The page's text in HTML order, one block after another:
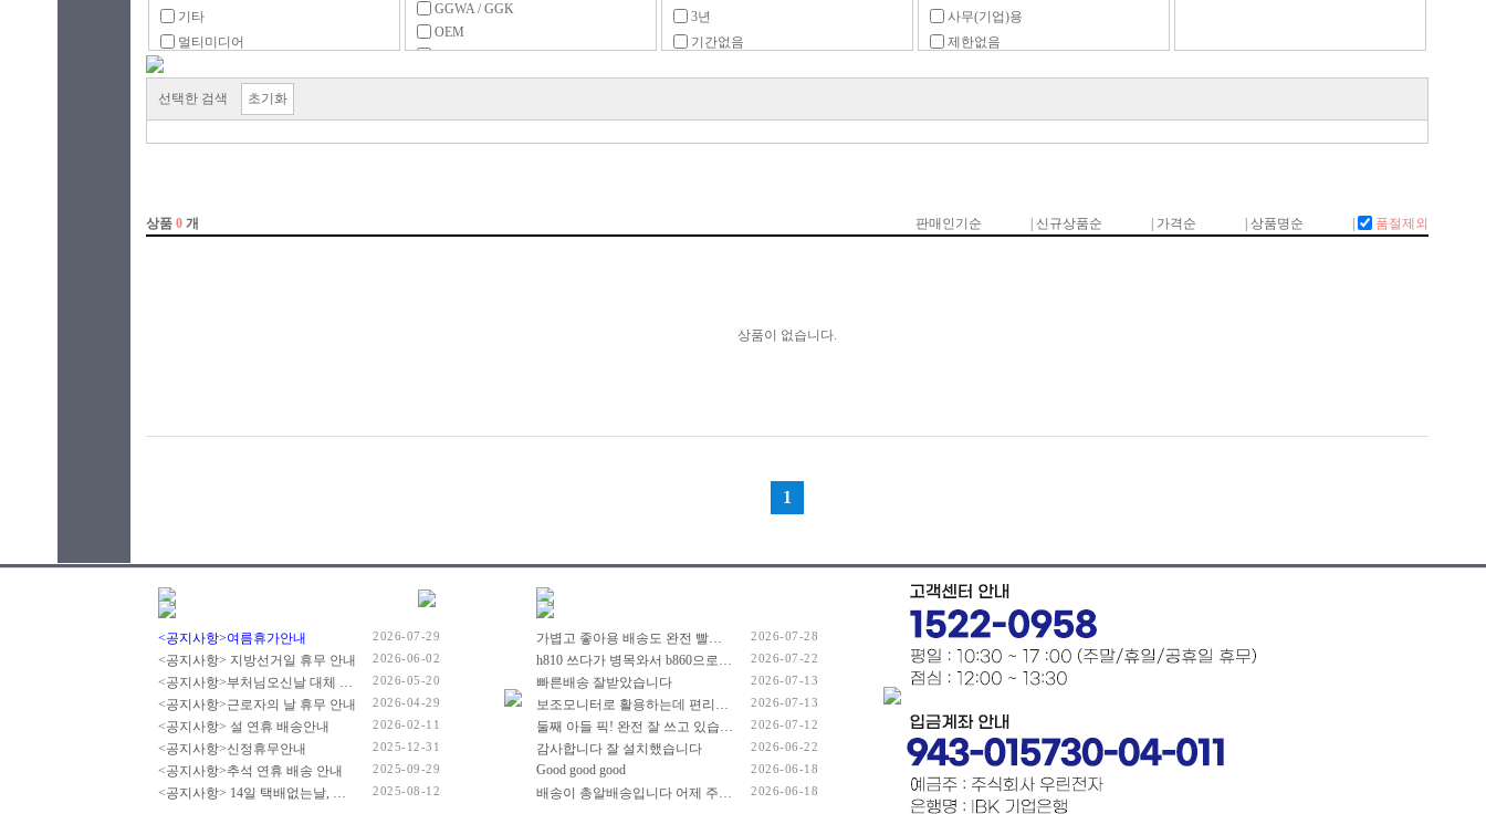
기타
멀티미디어
백업/복구
서체팩
운영체제
회계/경영
GGWA / GGK
OEM
PKC(MLP)
구독형
3년
기간없음
사무(기업)용
제한없음
선택한 검색 초기화
<공지사항>여름휴가안내 2026-07-29
<공지사항> 지방선거일 휴무 안내 2026-06-02
<공지사항>부처님오신날 대체 휴무 안내 2026-05-20
<공지사항>근로자의 날 휴무 안내 2026-04-29
<공지사항> 설 연휴 배송안내 2026-02-11
<공지사항>신정휴무안내 2025-12-31
<공지사항>추석 연휴 배송 안내 2025-09-29
<공지사항> 14일 택배없는날, 광복절 휴무 배송 안내 2025-08-12
가볍고 좋아용 배송도 완전 빨리 해주셔서 잘 쓰고 있습니당 2026-07-28
h810 쓰다가 병목와서 b860으로 넘어왔어요. 제품 좋습니다. 가격도요... 2026-07-22
빠른배송 잘받았습니다 2026-07-13
보조모니터로 활용하는데 편리합니다 2026-07-13
둘째 아들 픽! 완전 잘 쓰고 있습니다ㅋㅋ 배송을 얼마나 기다리던지... 하루에 몇번씩ㅋㅋ 배송 확인을ㅋㅋ 쿠* 주문했다 품절되고 추가 금액 좀 들었지만 좋은듯요~ 2026-07-12
감사합니다 잘 설치했습니다 2026-06-22
Good good good 2026-06-18
배송이 총알배송입니다 어제 주문했는데 오늘 바로 도착했습니다 GTX960을 악착같이 쓰다가 고장나서 새로 구입 했는데 좋네요. 2026-06-18